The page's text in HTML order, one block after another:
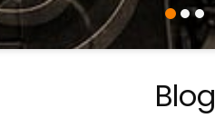
Blog